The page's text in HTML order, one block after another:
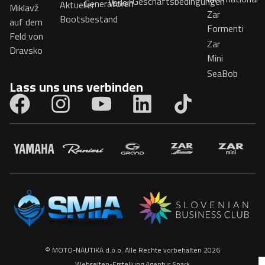
Miklavž
auf dem
Feld von
Dravsko
Aktueller
Bootsbestand
Generatoren
Zar
Formenti
Zar
Mini
SeaBob
Lass uns uns verbinden
© MOTO-NAUTIKA d.o.o. Alle Rechte vorbehalten 2026